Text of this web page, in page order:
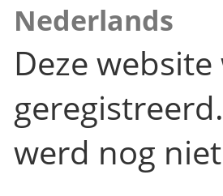
Nederlands
Deze
werd nog